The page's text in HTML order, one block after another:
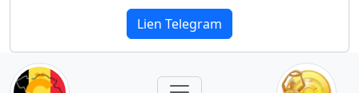
Lien Telegram